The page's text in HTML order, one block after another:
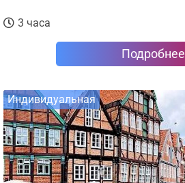
3 часа
Подробнее
Индивидуальная